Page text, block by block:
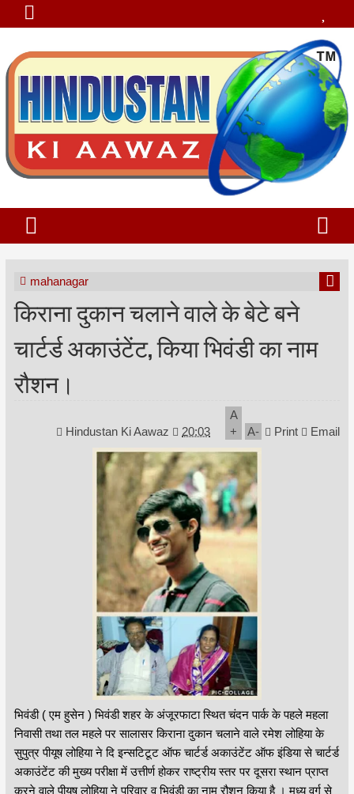
mahanagar
किराना दुकान चलाने वाले के बेटे बने
चार्टर्ड अकाउंटेंट, किया भिवंडी का नाम
रौशन।
Hindustan Ki Aawaz 20:03
A
+
A- Print Email
भिवंडी ( एम हुसेन ) भिवंडी शहर के अंजूरफाटा स्थित चंदन पार्क के पहले महला
निवासी तथा तल महले पर सालासर किराना दुकान चलाने वाले रमेश लोहिया के
सुपुत्र पीयूष लोहिया ने दि इन्सटिटूट ऑफ चार्टर्ड अकाउंटेंट ऑफ इंडिया से चार्टर्ड
अकाउंटेंट की मुख्य परीक्षा में उत्तीर्ण होकर राष्ट्रीय स्तर पर दूसरा स्थान प्राप्त
करने वाले पीयूष लोहिया ने परिवार व भिवंडी का नाम रौशन किया है । मध्य वर्ग से